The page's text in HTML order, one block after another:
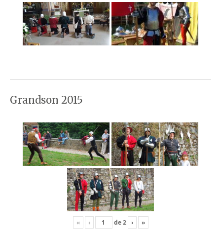
Grandson 2015
« ‹ de2 › »